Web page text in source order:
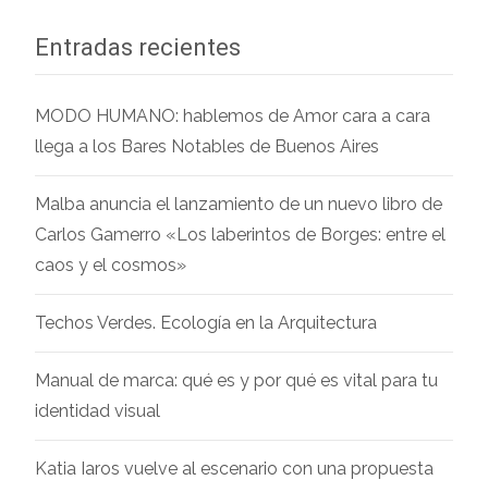
Entradas recientes
MODO HUMANO: hablemos de Amor cara a cara
llega a los Bares Notables de Buenos Aires
Malba anuncia el lanzamiento de un nuevo libro de
Carlos Gamerro «Los laberintos de Borges: entre el
caos y el cosmos»
Techos Verdes. Ecología en la Arquitectura
Manual de marca: qué es y por qué es vital para tu
identidad visual
Katia Iaros vuelve al escenario con una propuesta